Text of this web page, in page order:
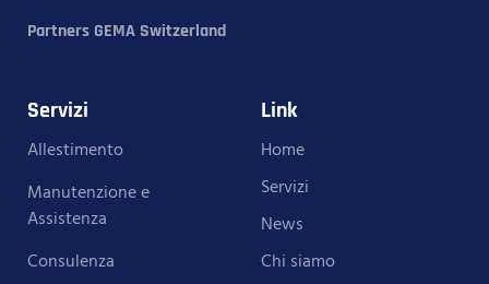
Partners GEMA Switzerland
Servizi
Allestimento
Manutenzione e
Assistenza
Consulenza
Link
Home
Servizi
News
Chi siamo